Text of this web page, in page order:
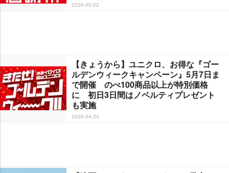
2026-05-22
【きょうから】ユニクロ、お得な『ゴー
ルデンウィークキャンペーン』5月7日ま
で開催 のべ100商品以上が特別価格
に 初日3日間はノベルティプレゼント
も実施
2026-04-24